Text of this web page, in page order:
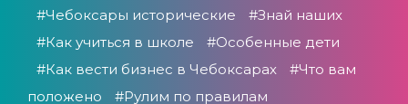
#Чебоксары исторические
#Знай наших
#Как учиться в школе
#Особенные дети
#Как вести бизнес в Чебоксарах
#Что вам
положено
#Рулим по правилам